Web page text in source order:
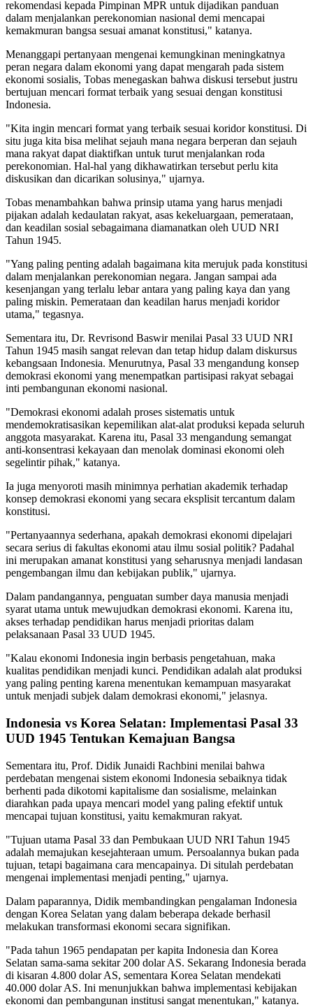
rekomendasi kepada Pimpinan MPR untuk dijadikan panduan
dalam menjalankan perekonomian nasional demi mencapai
kemakmuran bangsa sesuai amanat konstitusi," katanya.
Menanggapi pertanyaan mengenai kemungkinan meningkatnya
peran negara dalam ekonomi yang dapat mengarah pada sistem
ekonomi sosialis, Tobas menegaskan bahwa diskusi tersebut justru
bertujuan mencari format terbaik yang sesuai dengan konstitusi
Indonesia.
"Kita ingin mencari format yang terbaik sesuai koridor konstitusi. Di
situ juga kita bisa melihat sejauh mana negara berperan dan sejauh
mana rakyat dapat diaktifkan untuk turut menjalankan roda
perekonomian. Hal-hal yang dikhawatirkan tersebut perlu kita
diskusikan dan dicarikan solusinya," ujarnya.
Tobas menambahkan bahwa prinsip utama yang harus menjadi
pijakan adalah kedaulatan rakyat, asas kekeluargaan, pemerataan,
dan keadilan sosial sebagaimana diamanatkan oleh UUD NRI
Tahun 1945.
"Yang paling penting adalah bagaimana kita merujuk pada konstitusi
dalam menjalankan perekonomian negara. Jangan sampai ada
kesenjangan yang terlalu lebar antara yang paling kaya dan yang
paling miskin. Pemerataan dan keadilan harus menjadi koridor
utama," tegasnya.
Sementara itu, Dr. Revrisond Baswir menilai Pasal 33 UUD NRI
Tahun 1945 masih sangat relevan dan tetap hidup dalam diskursus
kebangsaan Indonesia. Menurutnya, Pasal 33 mengandung konsep
demokrasi ekonomi yang menempatkan partisipasi rakyat sebagai
inti pembangunan ekonomi nasional.
"Demokrasi ekonomi adalah proses sistematis untuk
mendemokratisasikan kepemilikan alat-alat produksi kepada seluruh
anggota masyarakat. Karena itu, Pasal 33 mengandung semangat
anti-konsentrasi kekayaan dan menolak dominasi ekonomi oleh
segelintir pihak," katanya.
Ia juga menyoroti masih minimnya perhatian akademik terhadap
konsep demokrasi ekonomi yang secara eksplisit tercantum dalam
konstitusi.
"Pertanyaannya sederhana, apakah demokrasi ekonomi dipelajari
secara serius di fakultas ekonomi atau ilmu sosial politik? Padahal
ini merupakan amanat konstitusi yang seharusnya menjadi landasan
pengembangan ilmu dan kebijakan publik," ujarnya.
Dalam pandangannya, penguatan sumber daya manusia menjadi
syarat utama untuk mewujudkan demokrasi ekonomi. Karena itu,
akses terhadap pendidikan harus menjadi prioritas dalam
pelaksanaan Pasal 33 UUD 1945.
"Kalau ekonomi Indonesia ingin berbasis pengetahuan, maka
kualitas pendidikan menjadi kunci. Pendidikan adalah alat produksi
yang paling penting karena menentukan kemampuan masyarakat
untuk menjadi subjek dalam demokrasi ekonomi," jelasnya.
Indonesia vs Korea Selatan: Implementasi Pasal 33
UUD 1945 Tentukan Kemajuan Bangsa
Sementara itu, Prof. Didik Junaidi Rachbini menilai bahwa
perdebatan mengenai sistem ekonomi Indonesia sebaiknya tidak
berhenti pada dikotomi kapitalisme dan sosialisme, melainkan
diarahkan pada upaya mencari model yang paling efektif untuk
mencapai tujuan konstitusi, yaitu kemakmuran rakyat.
"Tujuan utama Pasal 33 dan Pembukaan UUD NRI Tahun 1945
adalah memajukan kesejahteraan umum. Persoalannya bukan pada
tujuan, tetapi bagaimana cara mencapainya. Di situlah perdebatan
mengenai implementasi menjadi penting," ujarnya.
Dalam paparannya, Didik membandingkan pengalaman Indonesia
dengan Korea Selatan yang dalam beberapa dekade berhasil
melakukan transformasi ekonomi secara signifikan.
"Pada tahun 1965 pendapatan per kapita Indonesia dan Korea
Selatan sama-sama sekitar 200 dolar AS. Sekarang Indonesia berada
di kisaran 4.800 dolar AS, sementara Korea Selatan mendekati
40.000 dolar AS. Ini menunjukkan bahwa implementasi kebijakan
ekonomi dan pembangunan institusi sangat menentukan," katanya.